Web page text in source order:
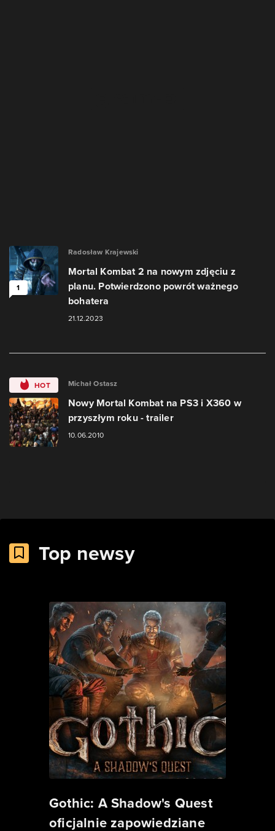
1
Radosław Krajewski
Mortal Kombat 2 na nowym zdjęciu z
planu. Potwierdzono powrót ważnego
bohatera
21.12.2023
HOT Michał Ostasz
Nowy Mortal Kombat na PS3 i X360 w
przyszłym roku - trailer
10.06.2010
Top newsy
Gothic: A Shadow's Quest
oficjalnie zapowiedziane